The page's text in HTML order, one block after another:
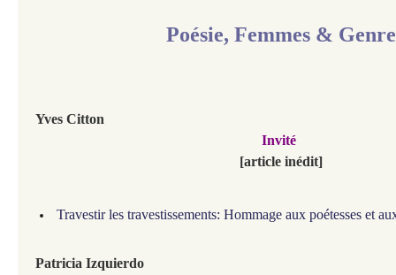
Poésie, Femmes & Genre
Yves Citton
Invité
[article inédit]
Travestir les travestissements: Hommage aux poétesses et
Patricia Izquierdo